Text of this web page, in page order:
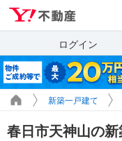
ログイン
新築一戸建て
春日市天神山の